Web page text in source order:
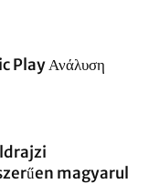
Play Ανάλυση
magyarul